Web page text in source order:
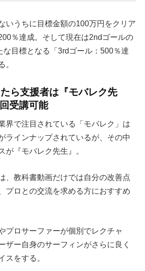
いうちに目標金額の100万円をクリア
％達成。そして現在は2ndゴールの
な目標となる「3rdゴール：500％達
。
ら支援者は『モバレク先
受講可能
界で注目されている「モバレク」は
ラインナップされているが、その中
が『モバレク先生』。
、教科書動画だけでは自分の改善点
プロとの交流を求める方におすすめ
プロサーファーが個別でレクチャ
ザー自身のサーフィンがさらに良く
スをする。